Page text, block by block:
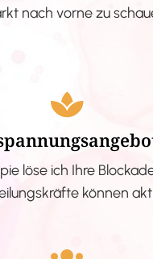
nach vorne zu
löse ich Ihre
können